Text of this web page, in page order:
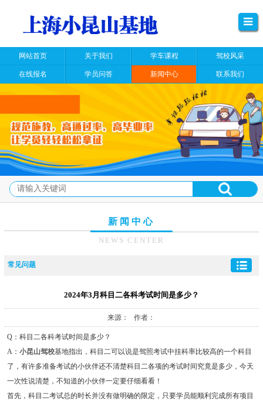
网站首页 关于我们 学车课程 驾校风采
在线报名 学员问答 新闻中心 联系我们
新闻中心
NEWS CENTER
常见问题
2024年3月科目二各科考试时间是多少？
来源： 作者：
Q：科目二各科考试时间是多少？
A： 小昆山驾校基地指出，科目二可以说是驾照考试中挂科率比较高的一个科目
了，有许多准备考试的小伙伴还不清楚科目二各项的考试时间究竟是多少，今天
一次性说清楚，不知道的小伙伴一定要仔细看看！
首先，科目二考试总的时长并没有做明确的限定，只要学员能顺利完成所有项目